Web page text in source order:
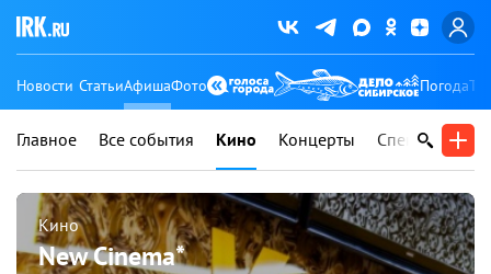
Новости СтатьиАфишаФото Погода
Главное Все события Кино Концерты Спектакли
Кино
New Cinema*